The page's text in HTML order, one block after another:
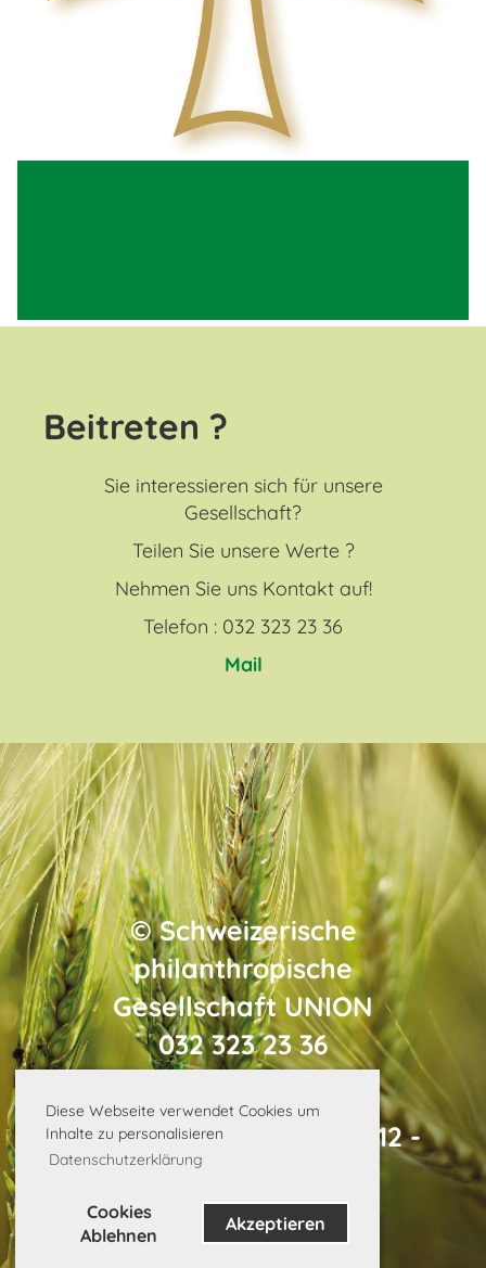
Diese Webseite verwendet Cookies um
Inhalte zu personalisieren
Datenschutzerklärung
Cookies
Ablehnen
Akzeptieren
Beitreten ?
Sie interessieren sich für unsere
Gesellschaft?
Teilen Sie unsere Werte ?
Nehmen Sie uns Kontakt auf!
Telefon : 032 323 23 36
Mail
©Schweizerische
philanthropische
GesellschaftUNION
032 323 23 36
General-Dufourstrasse 12 -
2502 Biel
info@union.swiss